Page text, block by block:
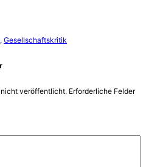
, Gesellschaftskritik
veröffentlicht. Erforderliche Felder